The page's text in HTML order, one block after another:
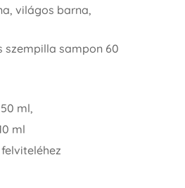
világos barna,
szempilla sampon 60
ml,
ml